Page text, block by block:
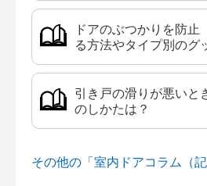
ドアのぶつかりを防
る方法やタイプ別のグ
引き戸の滑りが悪いと
のしかたは？
その他の「室内ドアコラム（